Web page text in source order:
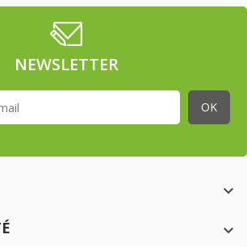
NEWSLETTER

